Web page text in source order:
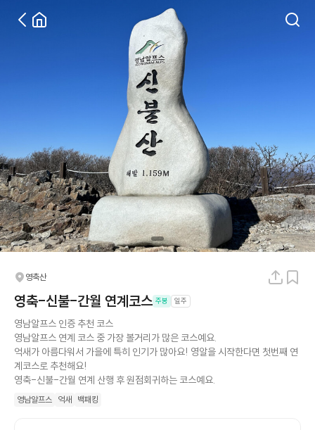
영축산
영축-신불-간월 연계코스 주봉 일주
영남알프스 인증 추천 코스
영남알프스 연계 코스 중 가장 볼거리가 많은 코스예요.
억새가 아름다워서 가을에 특히 인기가 많아요! 영알을 시작한다면 첫번째 연
계코스로 추천해요!
영축-신불-간월 연계 산행 후 원점회귀하는 코스예요.
영남알프스 억새 백패킹